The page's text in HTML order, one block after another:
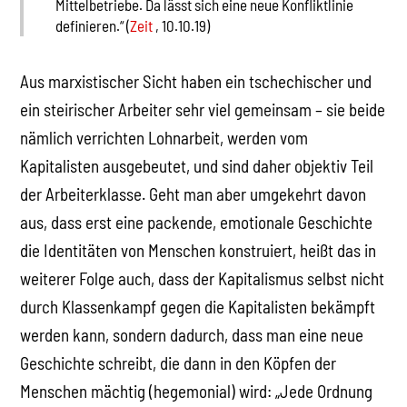
Mittelbetriebe. Da lässt sich eine neue Konfliktlinie
definieren.“ (Zeit, 10.10.19)
Aus marxistischer Sicht haben ein tschechischer und
ein steirischer Arbeiter sehr viel gemeinsam – sie beide
nämlich verrichten Lohnarbeit, werden vom
Kapitalisten ausgebeutet, und sind daher objektiv Teil
der Arbeiterklasse. Geht man aber umgekehrt davon
aus, dass erst eine packende, emotionale Geschichte
die Identitäten von Menschen konstruiert, heißt das in
weiterer Folge auch, dass der Kapitalismus selbst nicht
durch Klassenkampf gegen die Kapitalisten bekämpft
werden kann, sondern dadurch, dass man eine neue
Geschichte schreibt, die dann in den Köpfen der
Menschen mächtig (hegemonial) wird: „Jede Ordnung